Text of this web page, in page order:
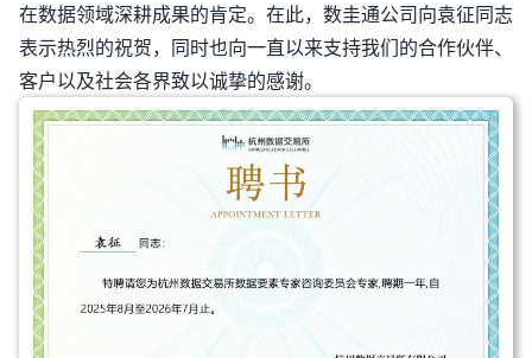
在数据领域深耕成果的肯定。在此，数圭通公司向袁征同志
表示热烈的祝贺，同时也向一直以来支持我们的合作伙伴、
客户以及社会各界致以诚挚的感谢。